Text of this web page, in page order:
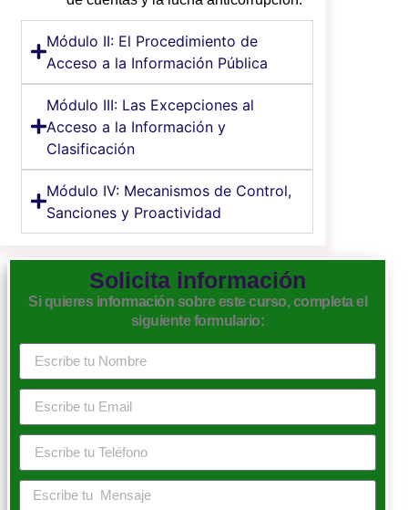
Módulo II: El Procedimiento de
Acceso a la Información Pública
Módulo III: Las Excepciones al
Acceso a la Información y
Clasificación
Módulo IV: Mecanismos de Control,
Sanciones y Proactividad
Solicita información
Si quieres información sobre este curso, completa el
siguiente formulario: